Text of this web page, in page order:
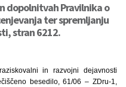
dopolnitvah Pravilnika o
ter spremljanju
stran 6212.
in razvojni dejavnosti
besedilo, 61/06 – ZDru-1,